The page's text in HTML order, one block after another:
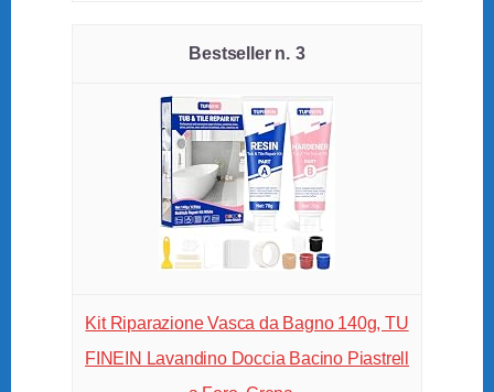
3
Kit Riparazione Vasca da Bagno 140g, TU
FINEIN Lavandino Doccia Bacino Piastrell